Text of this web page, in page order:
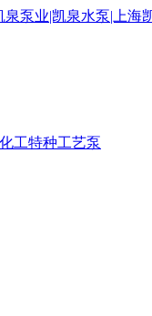
化工特种工艺泵